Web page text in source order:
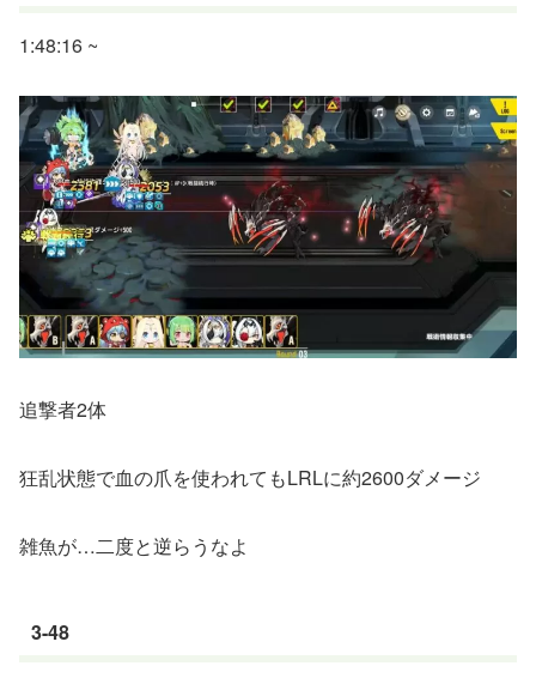
1:48:16 ~
追撃者2体
狂乱状態で血の爪を使われてもLRLに約2600ダメージ
雑魚が…二度と逆らうなよ
3-48